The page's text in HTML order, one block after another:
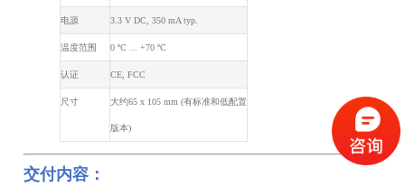
电源 3.3 V DC, 350 mA typ.
温度范围 0 ºC ... +70 ºC
认证 CE, FCC
尺寸 大约65 x 105 mm (有标准和低配置
版本)
交付内容：